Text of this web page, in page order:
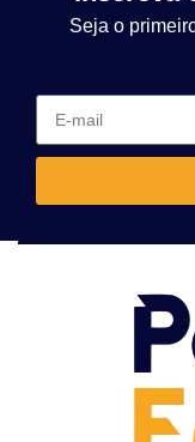
Seja o